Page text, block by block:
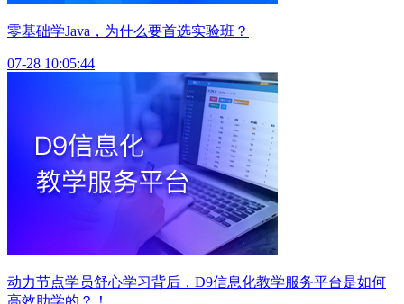
零基础学Java，为什么要首选实验班？
07-28 10:05:44
动力节点学员舒心学习背后，D9信息化教学服务平台是如何
高效助学的？！